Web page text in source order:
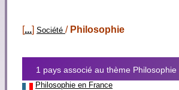
[...] Société / Philosophie
1 pays associé au thème Philosophie
Philosophie en France